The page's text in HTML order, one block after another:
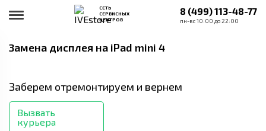
СЕТЬ
СЕРВИСНЫХ
ЦЕНТРОВ
8 (499) 113-48-77
пн-вс 10:00 до 22:00
Замена дисплея на iPad mini 4
Заберем отремонтируем и вернем
Вызвать
курьера